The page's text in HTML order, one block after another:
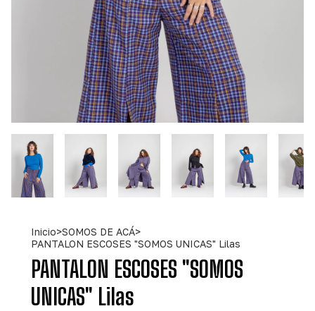
Inicio>SOMOS DE ACÁ>
PANTALON ESCOSES "SOMOS UNICAS" Lilas
PANTALON ESCOSES "SOMOS
UNICAS" Lilas